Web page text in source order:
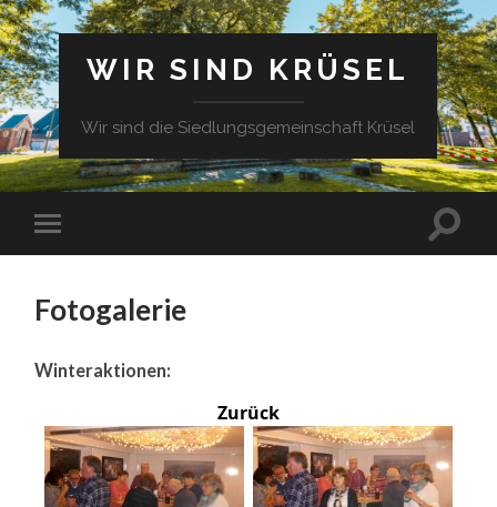
WIR SIND KRÜSEL
Wir sind die Siedlungsgemeinschaft Krüsel
Fotogalerie
Winteraktionen:
Zurück